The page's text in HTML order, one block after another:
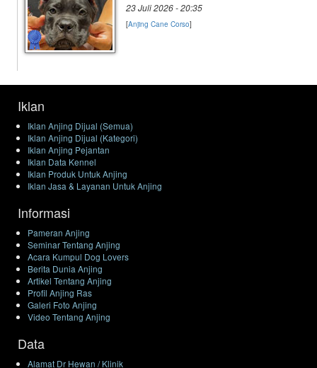
23 Juli 2026 - 20:35
[Anjing Cane Corso]
Iklan
Iklan Anjing Dijual (Semua)
Iklan Anjing Dijual (Kategori)
Iklan Anjing Pejantan
Iklan Data Kennel
Iklan Produk Untuk Anjing
Iklan Jasa & Layanan Untuk Anjing
Informasi
Pameran Anjing
Seminar Tentang Anjing
Acara Kumpul Dog Lovers
Berita Dunia Anjing
Artikel Tentang Anjing
Profil Anjing Ras
Galeri Foto Anjing
Video Tentang Anjing
Data
Alamat Dr Hewan / Klinik